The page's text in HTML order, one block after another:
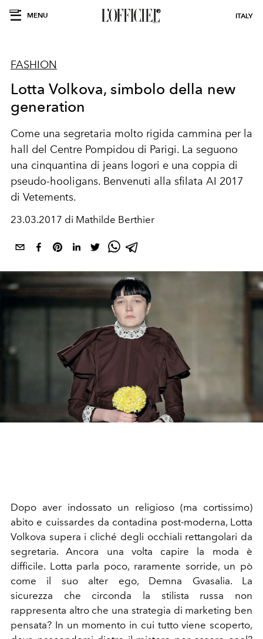
MENU ITALY
FASHION
Lotta Volkova, simbolo della new
generation
Come una segretaria molto rigida cammina per la
hall del Centre Pompidou di Parigi. La seguono
una cinquantina di jeans logori e una coppia di
pseudo-hooligans. Benvenuti alla sfilata AI 2017
di Vetements.
23.03.2017 di Mathilde Berthier
Dopo aver indossato un religioso (ma cortissimo)
abito e cuissardes da contadina post-moderna, Lotta
Volkova supera i cliché degli occhiali rettangolari da
segretaria. Ancora una volta capire la moda è
difficile. Lotta parla poco, raramente sorride, un pò
come il suo alter ego, Demna Gvasalia. La
sicurezza che circonda la stilista russa non
rappresenta altro che una strategia di marketing ben
pensata? In un momento in cui tutto viene scoperto,